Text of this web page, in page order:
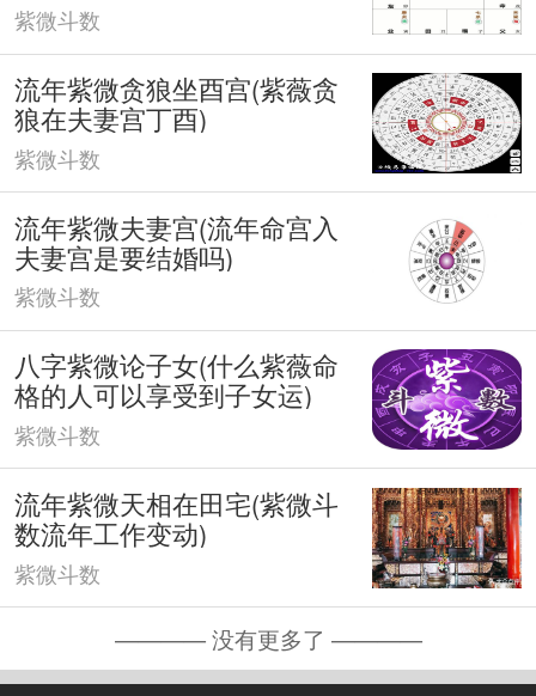
紫微斗数
流年紫微贪狼坐酉宫(紫薇贪
狼在夫妻宫丁酉)
紫微斗数
流年紫微夫妻宫(流年命宫入
夫妻宫是要结婚吗)
紫微斗数
八字紫微论子女(什么紫薇命
格的人可以享受到子女运)
紫微斗数
流年紫微天相在田宅(紫微斗
数流年工作变动)
紫微斗数
———— 没有更多了 ————